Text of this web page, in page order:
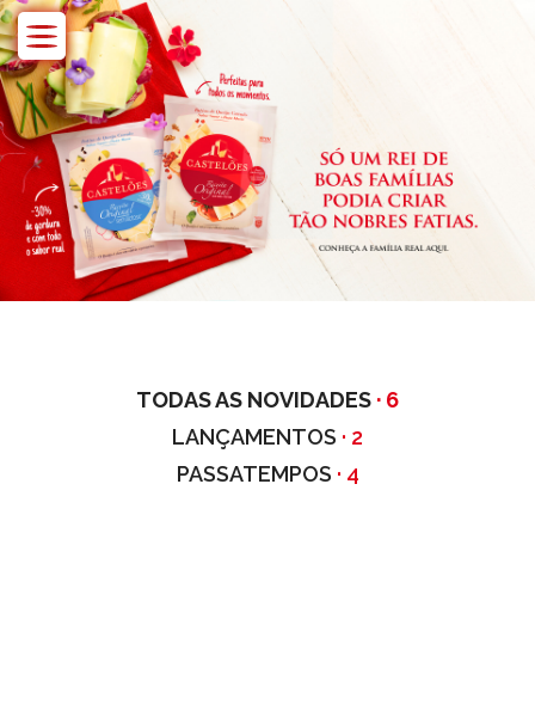
Skip
to
content
TODAS AS NOVIDADES · 6
LANÇAMENTOS · 2
PASSATEMPOS · 4